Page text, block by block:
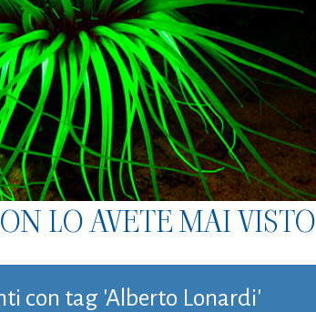
LO AVETE MAI VISTO
con tag 'Alberto Lonardi'